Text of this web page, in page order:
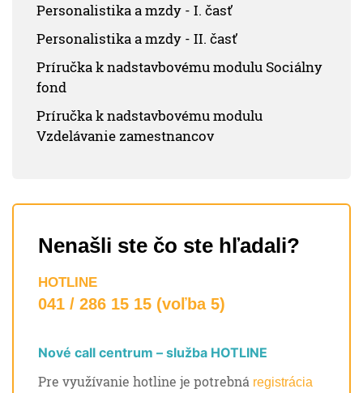
Personalistika a mzdy - I. časť
Personalistika a mzdy - II. časť
Príručka k nadstavbovému modulu Sociálny
fond
Príručka k nadstavbovému modulu
Vzdelávanie zamestnancov
Nenašli ste čo ste hľadali?
HOTLINE
041 / 286 15 15 (voľba 5)
Nové call centrum – služba HOTLINE
Pre využívanie hotline je potrebná registrácia